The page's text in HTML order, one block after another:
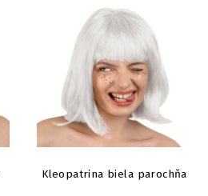
Kleopatrina biela parochňa